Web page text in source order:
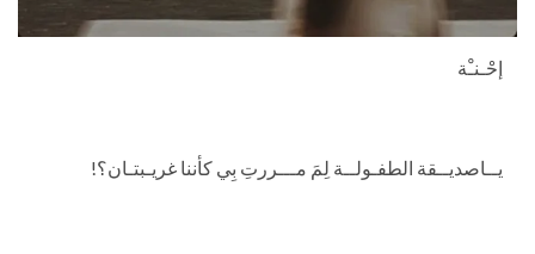
إحْـنـْة
يــاصديــقة الطفـولــة لِمَ مـــررتِ بِي كأننا غريـبتـان؟!